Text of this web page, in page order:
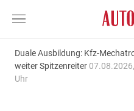
Duale Ausbildung: Kfz-
weiter Spitzenreiter
Uhr